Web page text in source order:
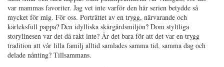
var mammas favoriter. Jag vet inte varför den här serien betydde så
mycket för mig. För oss. Porträttet av en trygg, närvarande och
kärleksfull pappa? Den idylliska skärgårdsmiljön? Dom styltliga
storylinesen var det då rakt inte? Är det bara för att det var en trygg
tradition att vår lilla familj alltid samlades samma tid, samma dag och
delade nånting? Tillsammans.